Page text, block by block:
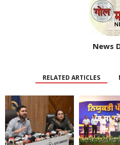
News
RELATED ARTICLES